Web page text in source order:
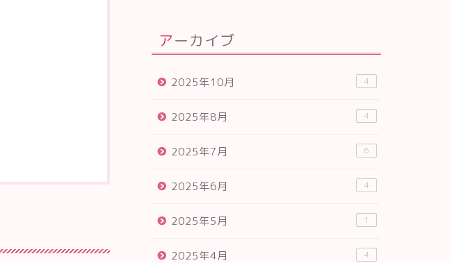
アーカイブ
2025年10月 4
2025年8月 4
2025年7月 6
2025年6月 4
2025年5月 1
2025年4月 4